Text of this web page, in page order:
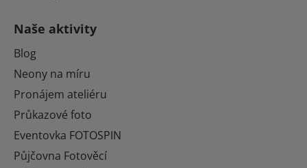
Naše aktivity
Blog
Neony na míru
Pronájem ateliéru
Průkazové foto
Eventovka FOTOSPIN
Půjčovna Fotověcí